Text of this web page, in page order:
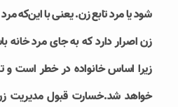
شود یا مرد تابع زن. یعنی با این‌که
زن اصرار دارد که به جای مرد خانه
زیرا اساس خانواده در خطر است و
خواهد شد.خسارت قبول مدیریت